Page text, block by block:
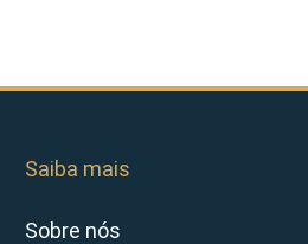
Saiba mais
Sobre nós